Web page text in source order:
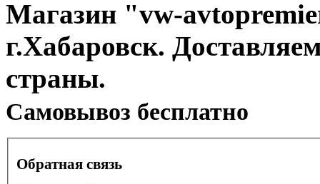
Магазин "vw-
г.Хабаровск.
страны.
Cамовывоз бесплатно
Обратная связь